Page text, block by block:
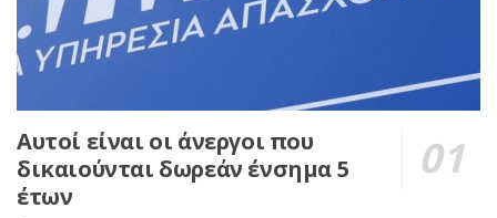
Αυτοί είναι οι άνεργοι που
δικαιούνται δωρεάν ένσημα 5
έτων